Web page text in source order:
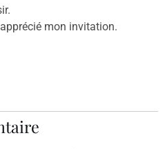
mon invitation.